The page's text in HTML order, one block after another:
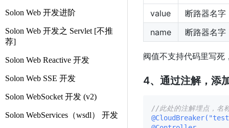
Solon Web 开发进阶
Solon Web 开发之 Servlet [不推
荐]
Solon Web Reactive 开发
Solon Web SSE 开发
Solon WebSocket 开发 (v2)
Solon WebServices（wsdl） 开发
value
断路器名字
name
断路器名字
阀值不支持代码里写死
4、通过注解，添
//此处的注解埋点，名